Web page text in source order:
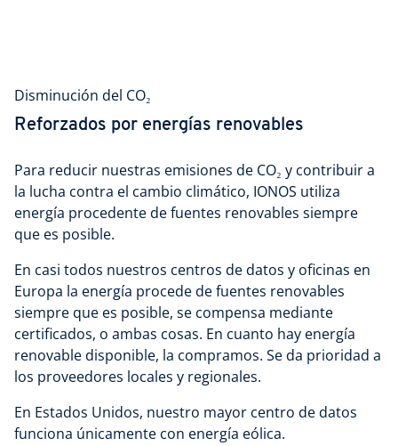
Disminución del CO₂
Reforzados por energías renovables
Para reducir nuestras emisiones de CO₂ y contribuir a
la lucha contra el cambio climático, IONOS utiliza
energía procedente de fuentes renovables siempre
que es posible.
En casi todos nuestros centros de datos y oficinas en
Europa la energía procede de fuentes renovables
siempre que es posible, se compensa mediante
certificados, o ambas cosas. En cuanto hay energía
renovable disponible, la compramos. Se da prioridad a
los proveedores locales y regionales.
En Estados Unidos, nuestro mayor centro de datos
funciona únicamente con energía eólica.